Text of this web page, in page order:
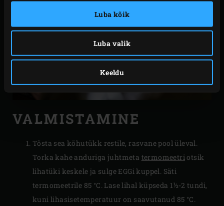
Luba kõik
Luba valik
Keeldu
VALMISTAMINE
Tõsta sea kõhutükk restile, rasvane pool üleval.
Torka kahe anduriga juhtmeta termomeetriotsik
lihatüki keskele ja sulge EGGi kuppel. Säti
termomeetrile 85 °C. Lase lihal küpseda 1½-2 tundi,
kuni lihasisetemperatuur on saavutanud 85 °C.